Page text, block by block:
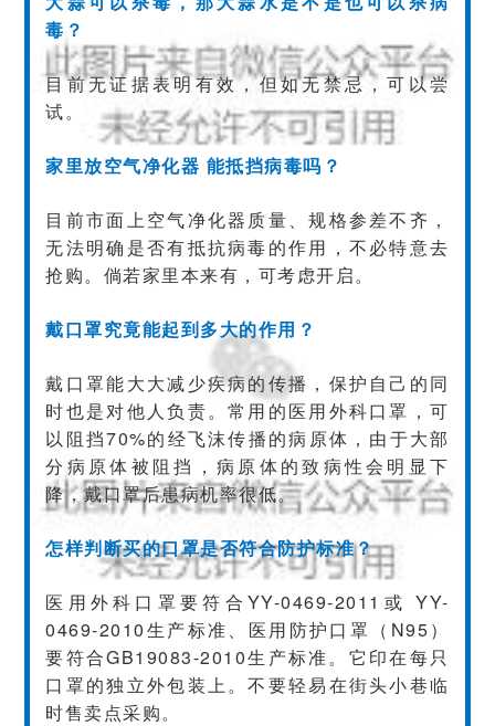
毒？
目前无证据表明有效，但如无禁忌，可以尝
试。
家里放空气净化器 能抵挡病毒吗？
目前市面上空气净化器质量、规格参差不齐，
无法明确是否有抵抗病毒的作用，不必特意去
抢购。倘若家里本来有，可考虑开启。
戴口罩究竟能起到多大的作用？
戴口罩能大大减少疾病的传播，保护自己的同
时也是对他人负责。常用的医用外科口罩，可
以阻挡70%的经飞沫传播的病原体，由于大部
分病原体被阻挡，病原体的致病性会明显下
降，戴口罩后患病机率很低。
怎样判断买的口罩是否符合防护标准？
医用外科口罩要符合YY-0469-2011或 YY-
0469-2010生产标准、医用防护口罩（N95）
要符合GB19083-2010生产标准。它印在每只
口罩的独立外包装上。不要轻易在街头小巷临
时售卖点采购。